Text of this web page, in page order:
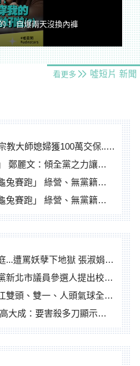
！ 自爆兩天沒換內褲
看更多 噓短片 新聞
婦獲100萬交保...快步奔離不發一語
文：傾全黨之力讓彰化贏
」 綠營、無黨籍忙否認是烏龜
」 綠營、無黨籍忙否認是烏龜
下地獄 張淑娟批：舌頭殺人有罪
參選人提出校園反毒防線升級政見
頭、雙一、人頭氣球全登場
：要害殺多刀顯示怨恨深